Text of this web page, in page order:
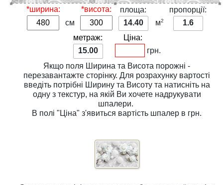
*ширина:
см
*висота:
площа:
14.40
м2
пропорції:
1.6
метраж:
15.00
Ціна:
грн.
Якщо поля Ширина та Висота порожні -
перезавантажте сторінку. Для розрахунку вартості
введіть потрібні Ширинута Висотута натисніть на
одну з текстур, на якій Ви хочете надрукувати
шпалери.
В полі"Ціна" з'явиться вартість шпалер в грн.